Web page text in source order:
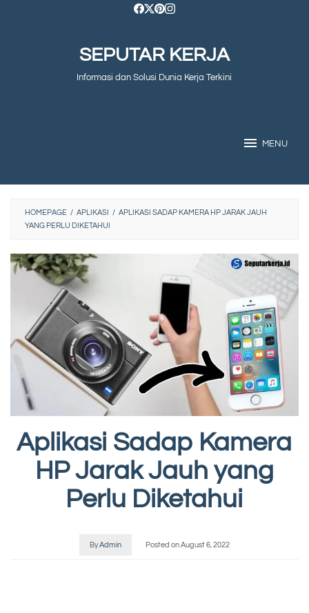
SEPUTAR KERJA
Informasi dan Solusi Dunia Kerja Terkini
MENU
HOMEPAGE / APLIKASI / APLIKASI SADAP KAMERA HP JARAK JAUH
YANG PERLU DIKETAHUI
Aplikasi Sadap Kamera
HP Jarak Jauh yang
Perlu Diketahui
ByAdmin Posted onAugust 6, 2022